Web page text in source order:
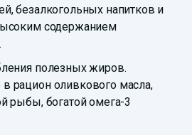
безалкогольных напитков и
содержанием
полезных жиров.
рацион оливкового масла,
рыбы, богатой омега-3